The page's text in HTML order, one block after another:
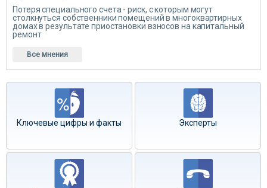
Потеря специального счета - риск, с которым могут
столкнуться собственники помещений в многоквартирных
домах в результате приостановки взносов на капитальный
ремонт
Все мнения
Ключевые цифры и факты Эксперты